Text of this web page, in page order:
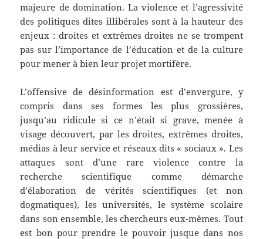
majeure de domination. La violence et l’agressivité
des politiques dites illibérales sont à la hauteur des
enjeux : droites et extrêmes droites ne se trompent
pas sur l’importance de l’éducation et de la culture
pour mener à bien leur projet mortifère.
L’offensive de désinformation est d’envergure, y
compris dans ses formes les plus grossières,
jusqu’au ridicule si ce n’était si grave, menée à
visage découvert, par les droites, extrêmes droites,
médias à leur service et réseaux dits « sociaux ». Les
attaques sont d’une rare violence contre la
recherche scientifique comme démarche
d’élaboration de vérités scientifiques (et non
dogmatiques), les universités, le système scolaire
dans son ensemble, les chercheurs eux-mêmes. Tout
est bon pour prendre le pouvoir jusque dans nos